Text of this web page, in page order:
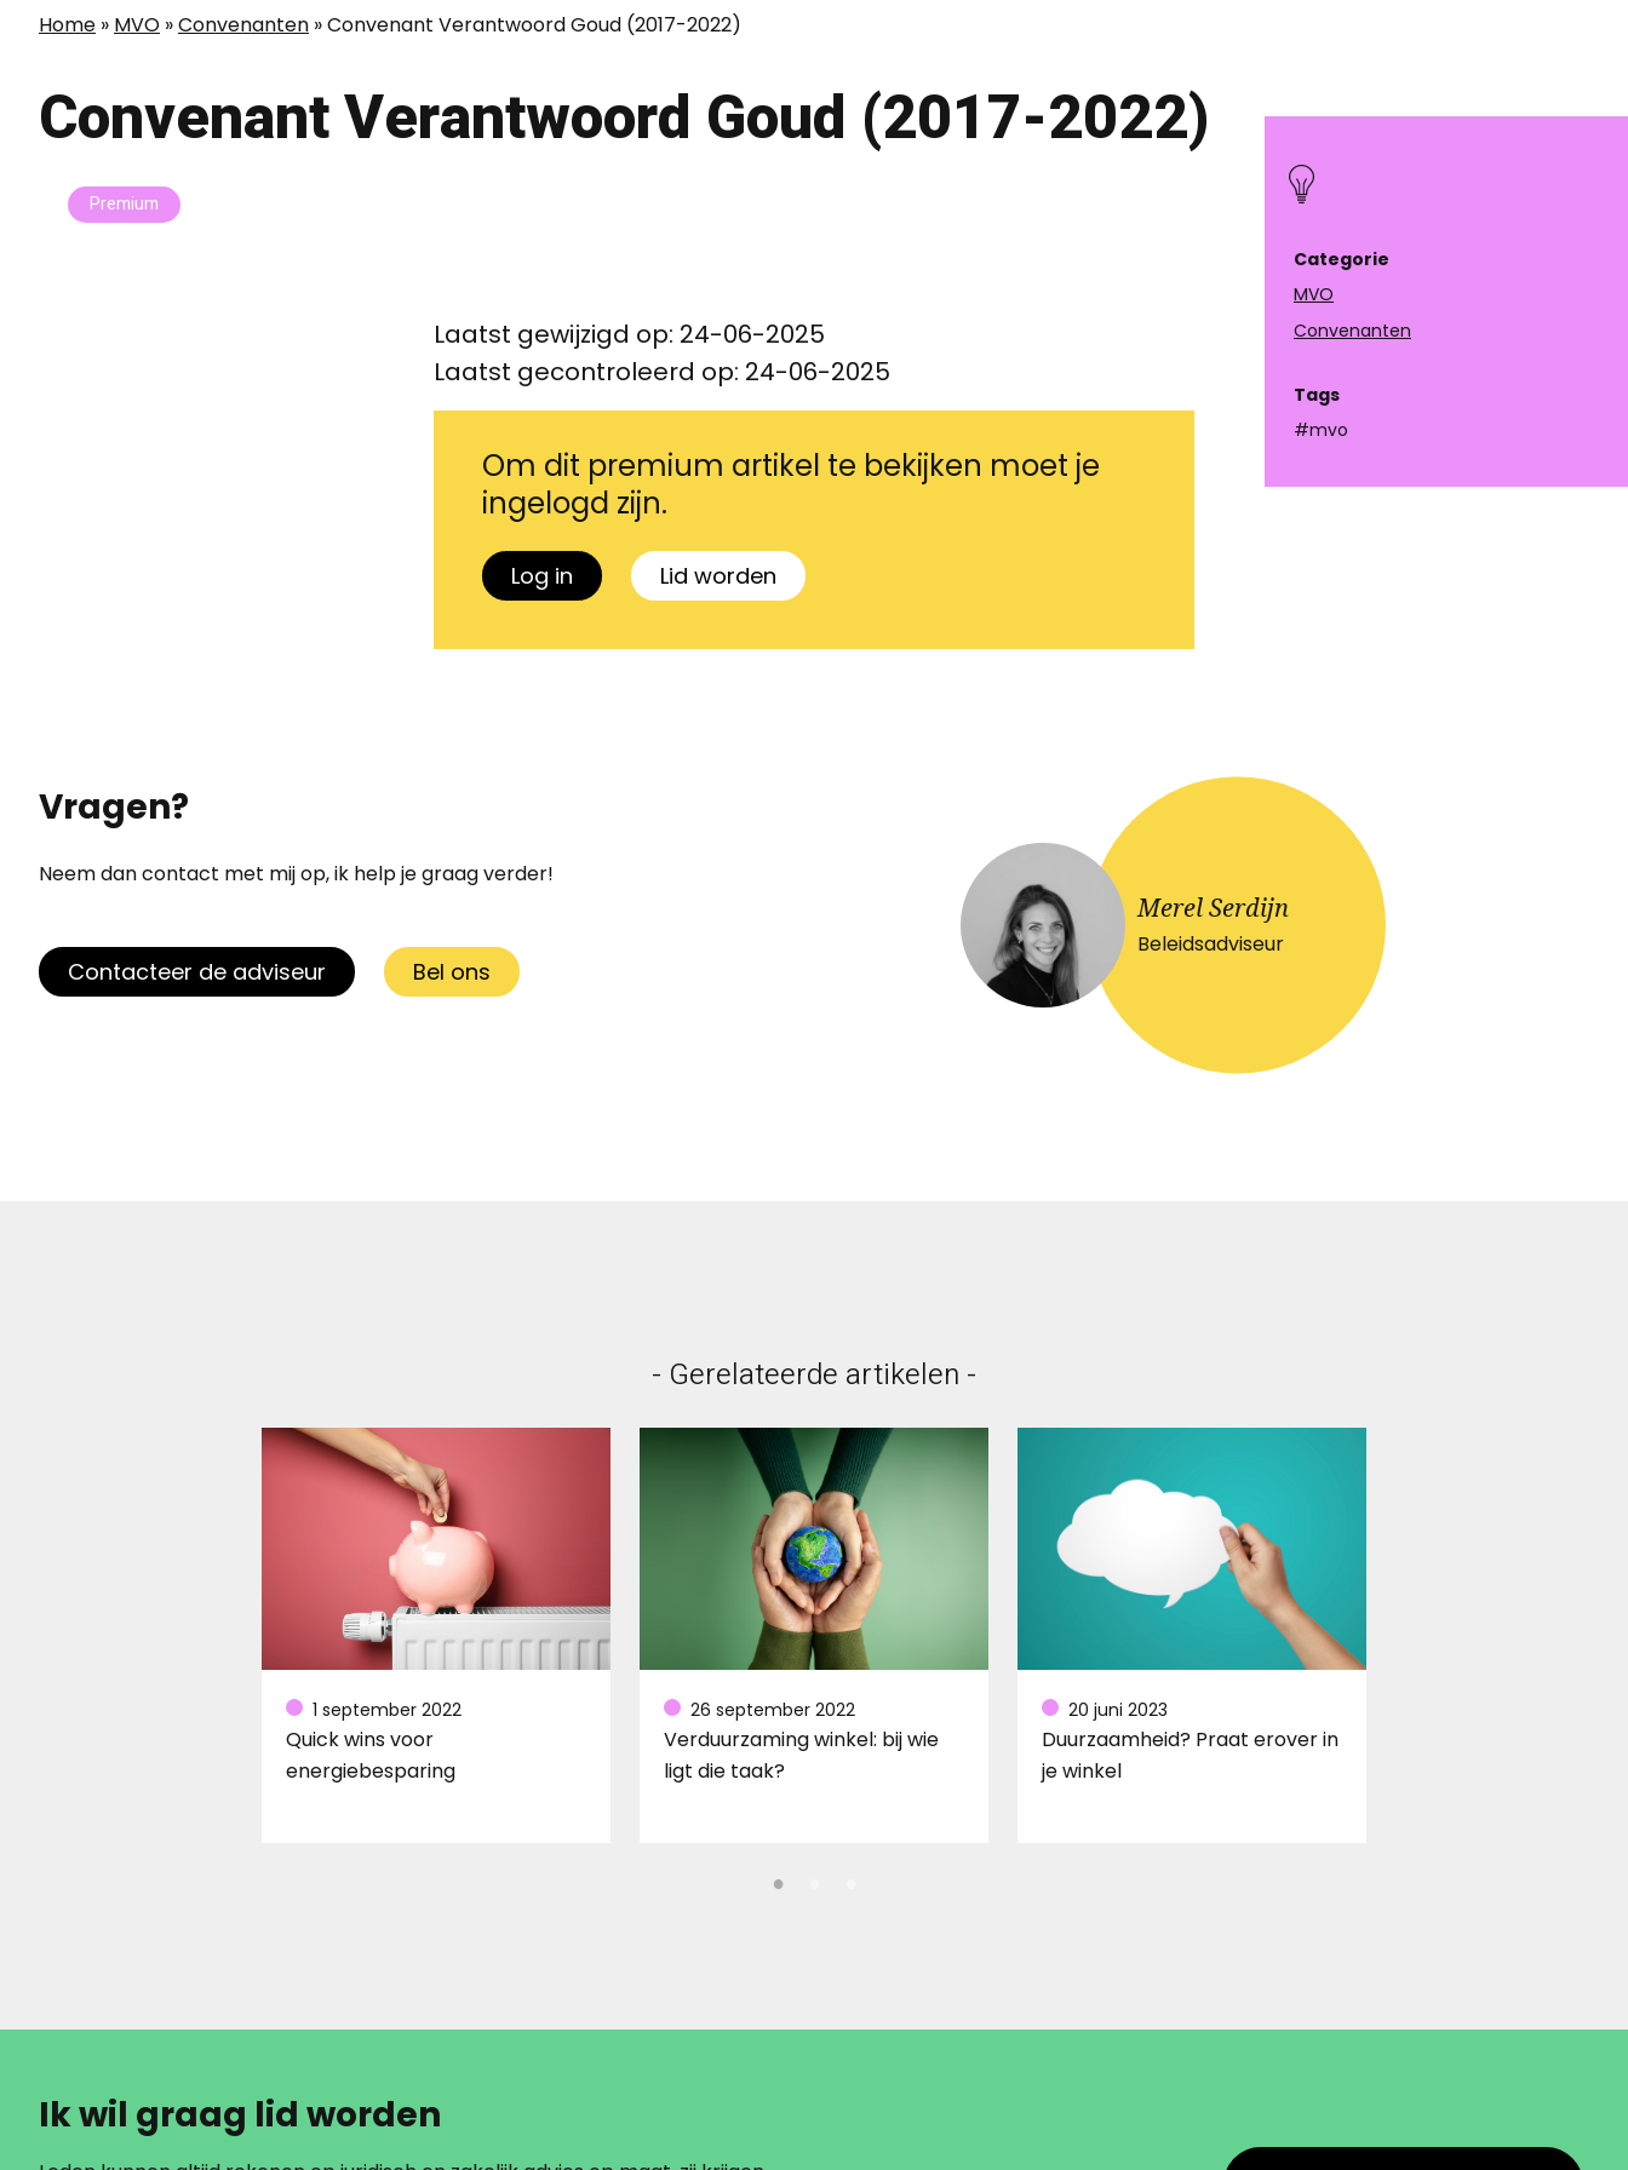
Home » MVO »Convenanten »Convenant Verantwoord Goud (2017-2022)
Convenant Verantwoord Goud (2017-2022)
Premium
Laatst gewijzigd op: 24-06-2025
Laatst gecontroleerd op: 24-06-2025
Om dit premium artikel te bekijken moet je
ingelogd zijn.
Log in Lid worden
Vragen?
Neem dan contact met mij op, ik help je graag verder!
Contacteer de adviseur Bel ons
Merel Serdijn
Beleidsadviseur
- Gerelateerde artikelen -
1 september 2022
Quick wins voor
energiebesparing
26 september 2022
Verduurzaming winkel: bij wie
ligt die taak?
20 juni 2023
Duurzaamheid? Praat erover in
je winkel
Ik wil graag lid worden
Categorie
MVO
Convenanten
Tags
#mvo